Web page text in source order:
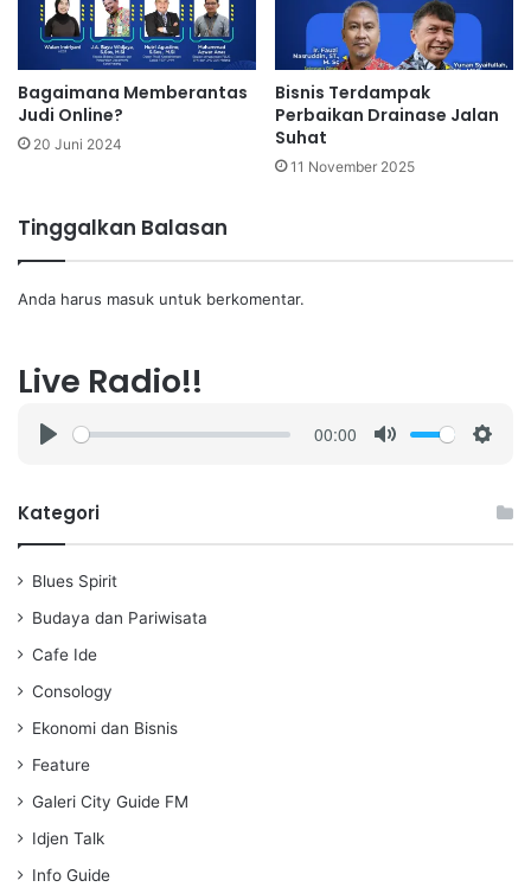
Bagaimana Memberantas
Judi Online?
20 Juni 2024
Bisnis Terdampak
Perbaikan Drainase Jalan
Suhat
11 November 2025
Tinggalkan Balasan
Anda harus masuk untuk berkomentar.
Live Radio!!
a
00:00
Kategori
Blues Spirit
Budaya dan Pariwisata
Cafe Ide
Consology
Ekonomi dan Bisnis
Feature
Galeri City Guide FM
Idjen Talk
Info Guide